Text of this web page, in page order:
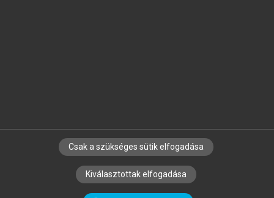
SZERZŐKNEK CÉGEKNEK KÖNYVTÁROSOKNAK
SZERKESZTÉSI ÉS LEKTORÁLÁSI ALAPELVEK
Csak a szükséges sütik elfogadása
Kiválasztottak elfogadása